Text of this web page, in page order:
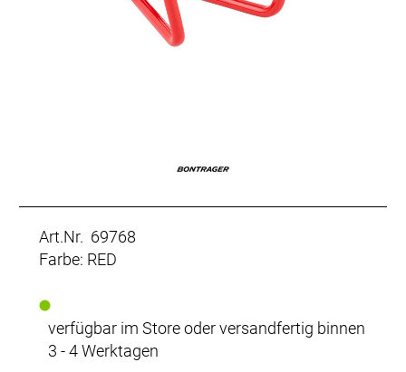
Art.Nr. 69768
Farbe: RED
verfügbar im Store oder versandfertig binnen
3 - 4 Werktagen